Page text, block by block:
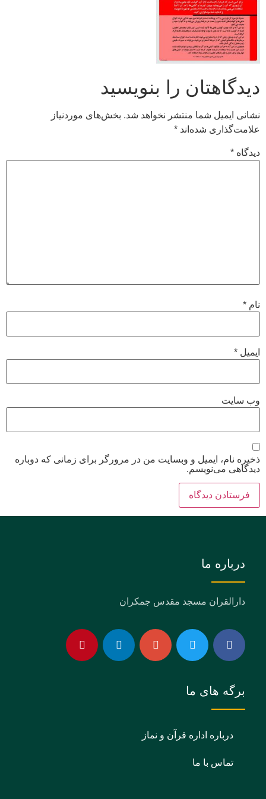
دیدگاهتان را بنویسید
نشانی ایمیل شما منتشر نخواهد شد. بخش‌های موردنیاز
علامت‌گذاری شده‌اند *
دیدگاه *
نام *
ایمیل *
وب‌ سایت
ذخیره نام، ایمیل و وبسایت من در مرورگر برای زمانی که دوباره
دیدگاهی می‌نویسم.
درباره ما
دارالقران مسجد مقدس جمکران
برگه های ما
درباره اداره قرآن و نماز
تماس با ما